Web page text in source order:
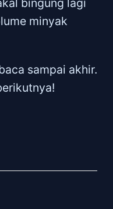
minyak
sampai akhir.